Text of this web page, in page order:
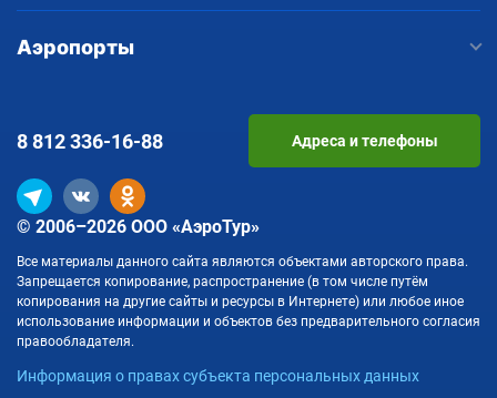
Аэропорты
© 2006–2026 ООО «АэроТур»
Все материалы данного сайта являются объектами авторского права.
Запрещается копирование, распространение (в том числе путём
копирования на другие сайты и ресурсы в Интернете) или любое иное
использование информации и объектов без предварительного согласия
правообладателя.
Информация о правах субъекта персональных данных
8 812336-16-88 Адреса и телефоны